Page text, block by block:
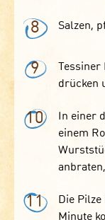
8 Salzen,
9
Tessiner
drücken
10
In einer
einem
11
Die
Minute